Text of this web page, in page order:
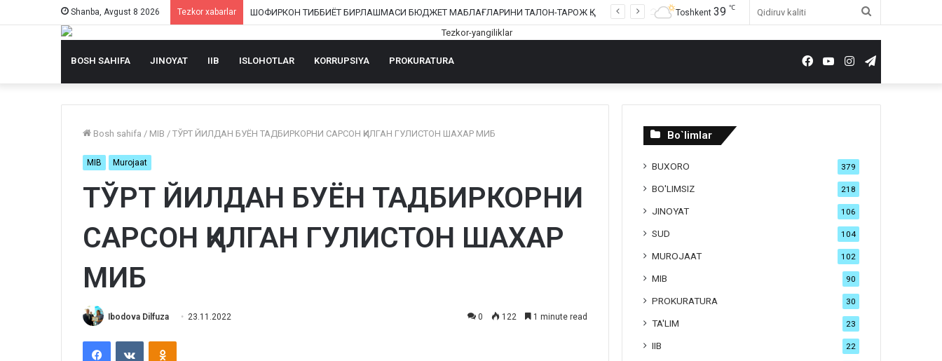
Shanba, Avgust 8 2026 Tezkor xabarlar ИНТЕРНЕТ ТАРМОҚЛАРИДА ЁЛҒОН МАЪЛУМОТ ТАРҚАТГАН ФУҚАРОЛАРГА КИМ ЧОРА КЎРАДИ? Toshkent 39 ℃
BOSH SAHIFA JINOYAT IIB ISLOHOTLAR KORRUPSIYA PROKURATURA Telegram
Instagram
YouTube
Facebook
Bosh sahifa / MIB / ТЎРТ ЙИЛДАН БУЁН ТАДБИРКОРНИ САРСОН ҚИЛГАН ГУЛИСТОН ШАХАР МИБ
MIB Murojaat
ТЎРТ ЙИЛДАН БУЁН ТАДБИРКОРНИ
САРСОН ҚИЛГАН ГУЛИСТОН ШАХАР
МИБ
Ibodova Dilfuza 23.11.2022 0 122 1 minute read
FacebookVKontakteOdnoklassniki
Bo`limlar
BUXORO 379
BO'LIMSIZ 218
JINOYAT 106
SUD 104
MUROJAAT 102
MIB 90
PROKURATURA 30
TA'LIM 23
IIB 22